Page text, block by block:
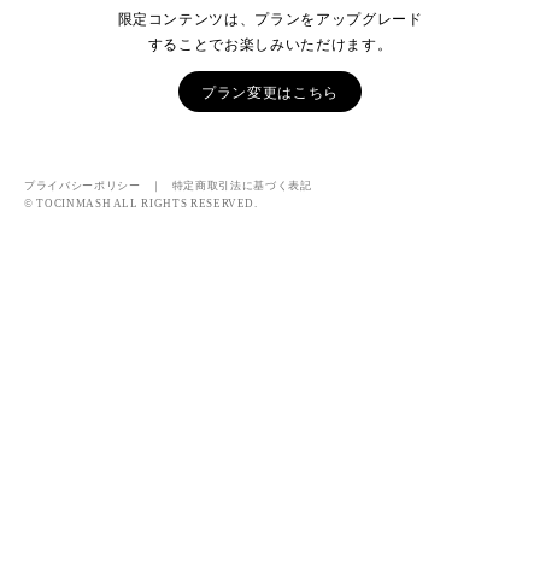
限定コンテンツは、プランをアップグレード
することでお楽しみいただけます。
プラン変更はこちら
プライバシーポリシー ｜ 特定商取引法に基づく表記
© TOCINMASH ALL RIGHTS RESERVED.